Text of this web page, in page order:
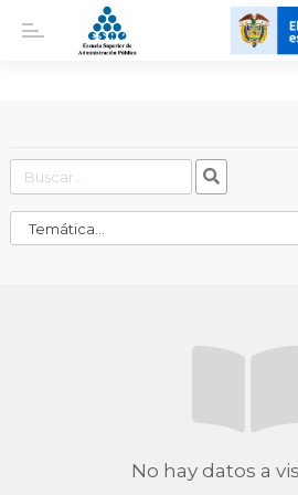
No hay datos a